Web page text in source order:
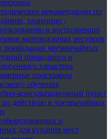
рекомендации по
хранению ,
и восполнению
материальных ресурсов
ликвидации чрезвычайных
природного и
характера
программы
обучения
консультационный пункт
действию в чрезвычайных
и
для купания мест